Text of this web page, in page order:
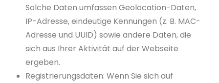
Solche Daten umfassen Geolocation-Daten,
IP-Adresse, eindeutige Kennungen (z. B. MAC-
Adresse und UUID) sowie andere Daten, die
sich aus Ihrer Aktivität auf der Webseite
ergeben.
Registrierungsdaten: Wenn Sie sich auf